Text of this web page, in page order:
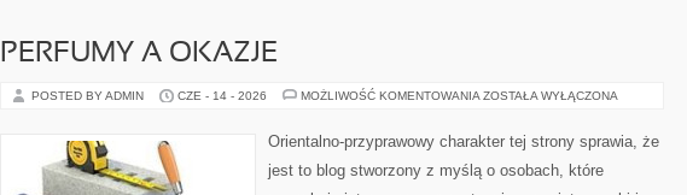
PERFUMY A OKAZJE
POSTED BY ADMIN CZE - 14 - 2026 MOŻLIWOŚĆ KOMENTOWANIA PERFUMY
ZOSTAŁA WYŁĄCZONA
Orientalno-przyprawowy charakter tej strony sprawia, że
jest to blog stworzony z myślą o osobach, które